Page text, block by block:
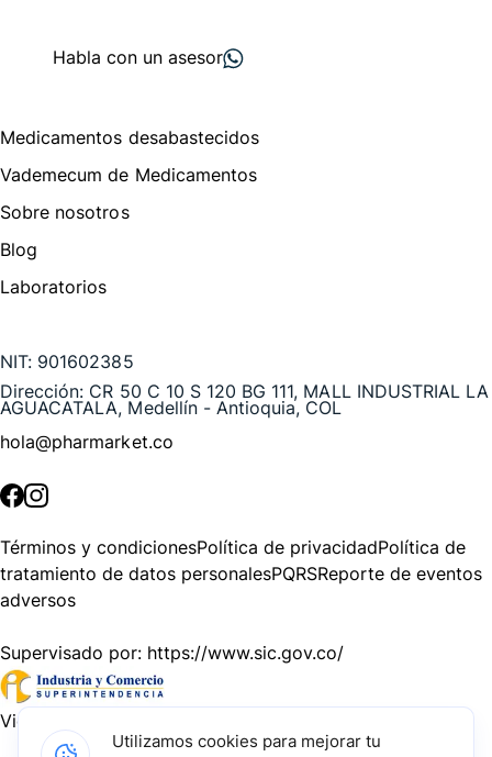
Habla con un asesor
Medicamentos desabastecidos
Vademecum de Medicamentos
Sobre nosotros
Blog
Laboratorios
NIT: 901602385
Dirección: CR 50 C 10 S 120 BG 111, MALL INDUSTRIAL LA
AGUACATALA, Medellín - Antioquia, COL
hola@pharmarket.co
Términos y condicionesPolítica de privacidadPolítica de
tratamiento de datos personalesPQRSReporte de eventos
adversos
Supervisado por: https://www.sic.gov.co/
Vigilado por:
Utilizamos cookies para mejorar tu